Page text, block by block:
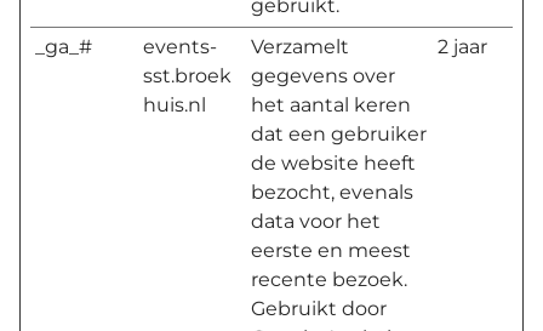
gebruikt.
_ga_#
events-
sst.broek
huis.nl
Verzamelt
gegevens over
het aantal keren
dat een gebruiker
de website heeft
bezocht, evenals
data voor het
eerste en meest
recente bezoek.
Gebruikt door
2 jaar